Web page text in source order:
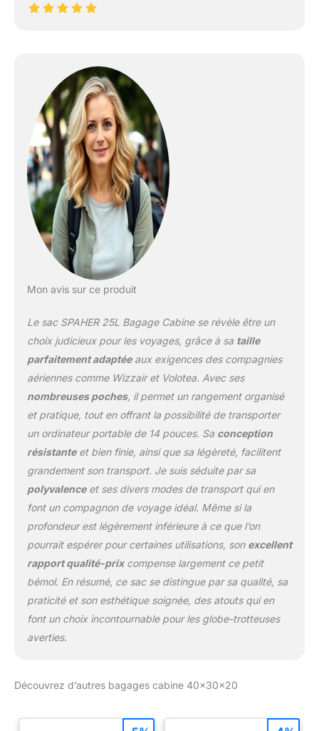
Mon avis sur ce produit
Le sac SPAHER 25L Bagage Cabine se révèle être un
choix judicieux pour les voyages, grâce à sa taille
parfaitement adaptéeaux exigences des compagnies
aériennes comme Wizzair et Volotea. Avec ses
nombreuses poches, il permet un rangement organisé
et pratique, tout en offrant la possibilité de transporter
un ordinateur portable de 14 pouces. Sa conception
résistanteet bien finie, ainsi que sa légèreté, facilitent
grandement son transport. Je suis séduite par sa
polyvalenceet ses divers modes de transport qui en
font un compagnon de voyage idéal. Même si la
profondeur est légèrement inférieure à ce que l’on
pourrait espérer pour certaines utilisations, son excellent
rapport qualité-prixcompense largement ce petit
bémol. En résumé, ce sac se distingue par sa qualité, sa
praticité et son esthétique soignée, des atouts qui en
font un choix incontournable pour les globe-trotteuses
averties.
Découvrez d’autres bagages cabine 40x30x20